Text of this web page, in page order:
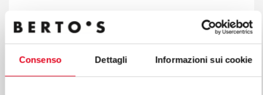
Consenso Dettagli Informazioni sui cookie
ЭЛЕКТРИЧЕСКАЯ ПЛИТА С 6 КРУГЛЫМИ
Мод. E7P6B Код 18723000